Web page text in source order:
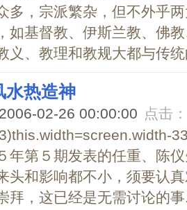
多，宗派繁杂，但不外乎
如基督教、伊斯兰教、佛
义、教理和教规大都与传
水热造神
2006-02-26 00:00:00 点击：
年第５期发表的任重、陈
头和影响都不小，须要认
拜，这已经是无需讨论的